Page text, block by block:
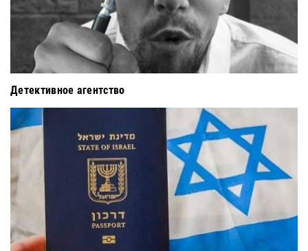
Детективное агентство